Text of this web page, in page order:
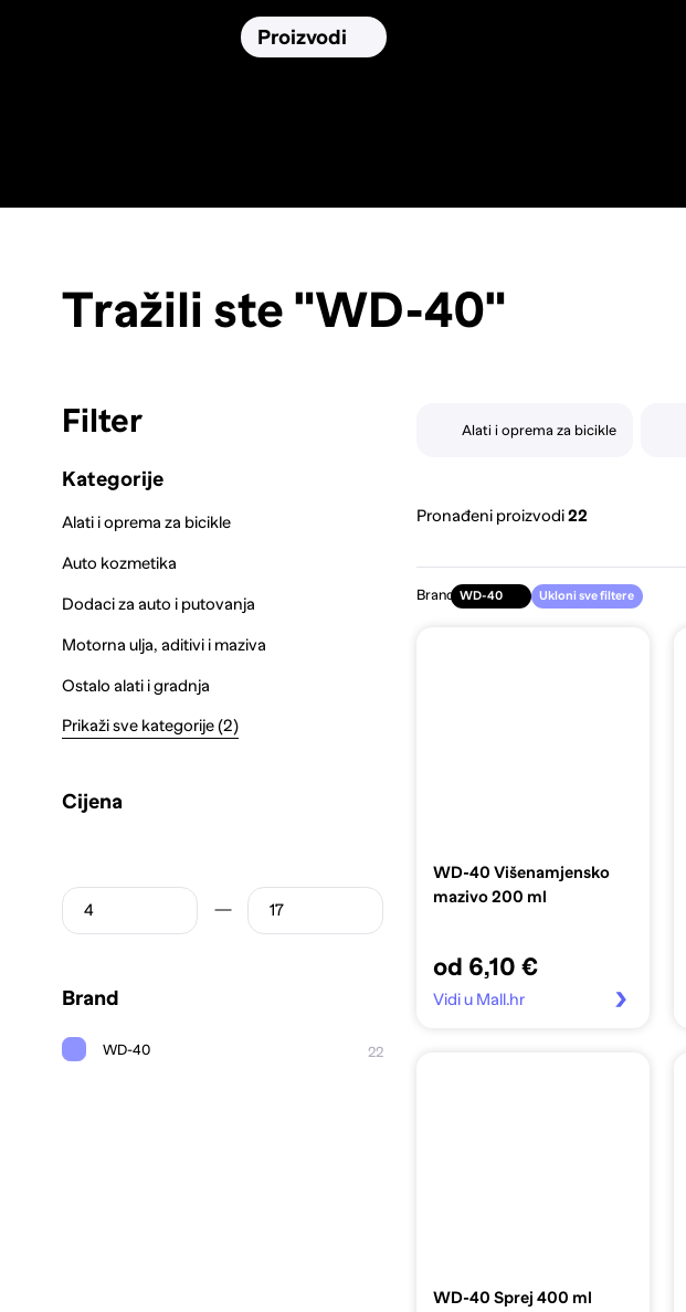
Proizvodi
Tražili ste "WD-40"
Filter
Kategorije
Alati i oprema za bicikle
Auto kozmetika
Dodaci za auto i putovanja
Motorna ulja, aditivi i maziva
Ostalo alati i gradnja
Prikaži sve kategorije (2)
Cijena
Brand
WD-40 22
Alati i oprema za bicikle
Pronađeni proizvodi22
Brand WD-40 Ukloni sve filtere
WD-40 Višenamjensko
mazivo 200 ml
od 6,10 €
Vidi u Mall.hr
WD-40 Sprej 400 ml